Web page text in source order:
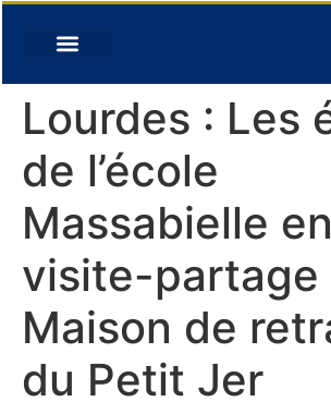
Lourdes : Les
de l’école
Massabielle en
visite-partage
Maison de
du Petit Jer